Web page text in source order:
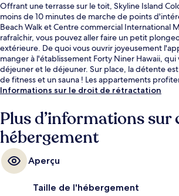
Offrant une terrasse sur le toit, Skyline Island
moins de 10 minutes de marche de points
Beach Walk et Centre commercial International
rafraîchir, vous pouvez aller faire un petit
extérieure. De quoi vous ouvrir joyeusement
manger à l'établissement Forty Niner Hawaii,
déjeuner et le déjeuner. Sur place, la détente
de fitness et un sauna ! Les appartements
plus sympas comme une kitchenette et un lave-
Informations sur le droit de rétractation
Plus d’informations sur
hébergement
Aperçu
Taille de l'hébergement